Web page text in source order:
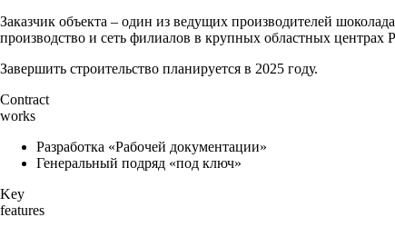
Заказчик объекта – один из ведущих производителей
производство и сеть филиалов в крупных областных центрах
Завершить строительство планируется в 2025 году.
Contract
works
Разработка «Рабочей документации»
Генеральный подряд «под ключ»
Key
features